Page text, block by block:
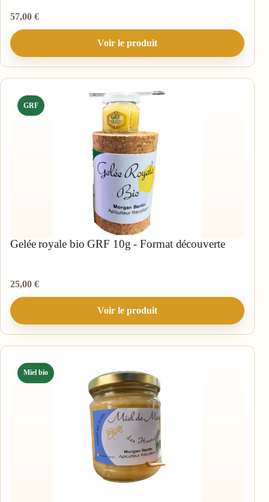
57,00 €
Voir le produit
GRF
Gelée royale bio GRF 10g - Format découverte
25,00 €
Voir le produit
Miel bio